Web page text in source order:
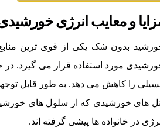
و معایب انرژی
بدون شک یکی از قوی ترین
مورد استفاده قرار می گیرد.
را کاهش می دهد. به طور قابل
های خورشیدی که از سلول های
در خانواده ها پیشی گرفته اند.